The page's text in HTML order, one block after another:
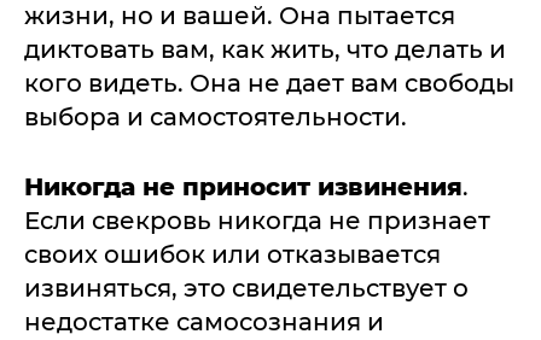
жизни, но и вашей. Она пытается
диктовать вам, как жить, что делать и
кого видеть. Она не дает вам свободы
выбора и самостоятельности.
Никогда не приносит извинения.
Если свекровь никогда не признает
своих ошибок или отказывается
извиняться, это свидетельствует о
недостатке самосознания и